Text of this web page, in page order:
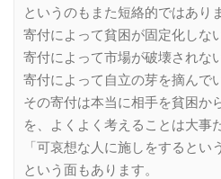
というのもまた短絡的ではあり
寄付によって貧困が固定化しな
寄付によって市場が破壊されな
寄付によって自立の芽を摘んで
その寄付は本当に相手を貧困か
を、よくよく考えることは大事
「可哀想な人に施しをするとい
という面もあります。